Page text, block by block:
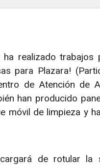
realizado trabajos
para Plazara!
de Atención de
han producido
móvil de limpieza y
de rotular la